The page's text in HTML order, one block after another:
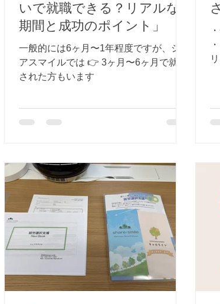
いで就職できる？リアルな
期間と成功のポイント」
一般的には6ヶ月〜1年程度ですが、シェ
アスマイルでは 👉 3ヶ月〜6ヶ月で就職
された方もいます